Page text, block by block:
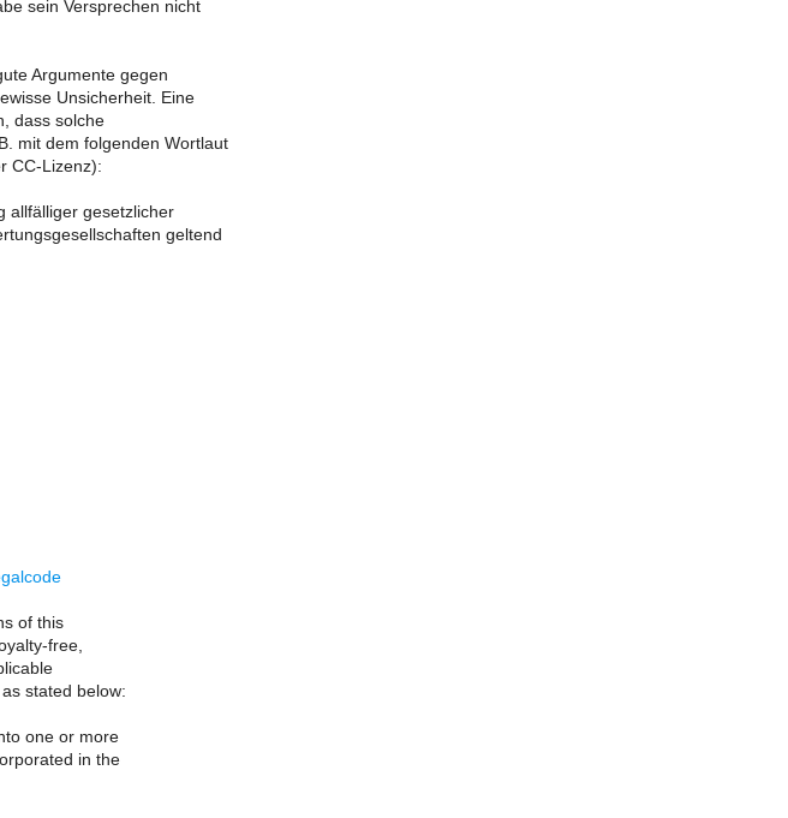
sein Versprechen nicht
Argumente gegen
Unsicherheit. Eine
dass solche
mit dem folgenden Wortlaut
CC-Lizenz):
allfälliger gesetzlicher
geltend
of this
free,
stated below:
one or more
in the